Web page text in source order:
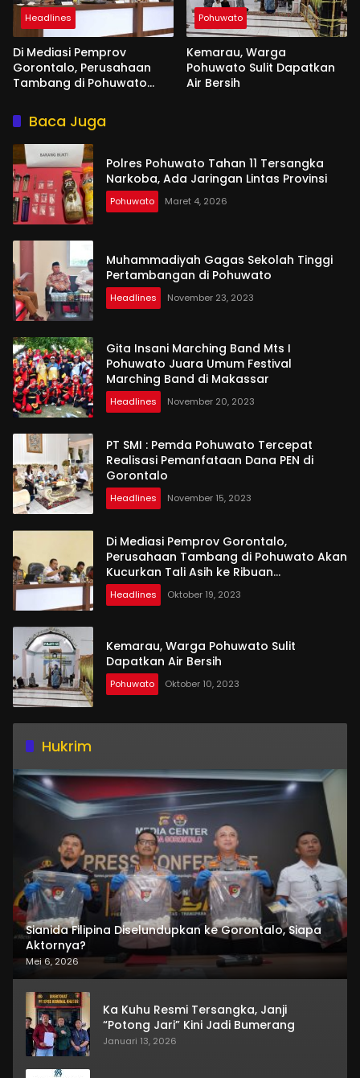
Headlines
Di Mediasi Pemprov
Gorontalo, Perusahaan
Tambang di Pohuwato
Ribuan Penambang
Pohuwato
Kemarau, Warga
Pohuwato Sulit Dapatkan
Air Bersih
Baca Juga
Polres Pohuwato Tahan 11 Tersangka
Narkoba, Ada Jaringan Lintas Provinsi
Pohuwato Maret 4, 2026
Muhammadiyah Gagas Sekolah Tinggi
Pertambangan di Pohuwato
Headlines November 23, 2023
Gita Insani Marching Band Mts I
Pohuwato Juara Umum Festival
Marching Band di Makassar
Headlines November 20, 2023
PT SMI : Pemda Pohuwato Tercepat
Realisasi Pemanfataan Dana PEN di
Gorontalo
Headlines November 15, 2023
Di Mediasi Pemprov Gorontalo,
Perusahaan Tambang di Pohuwato Akan
Kucurkan Tali Asih ke Ribuan
Penambang
Headlines Oktober 19, 2023
Kemarau, Warga Pohuwato Sulit
Dapatkan Air Bersih
Pohuwato Oktober 10, 2023
Hukrim
Sianida Filipina Diselundupkan ke Gorontalo, Siapa
Aktornya?
Mei 6, 2026
Ka Kuhu Resmi Tersangka, Janji
“Potong Jari” Kini Jadi Bumerang
Januari 13, 2026